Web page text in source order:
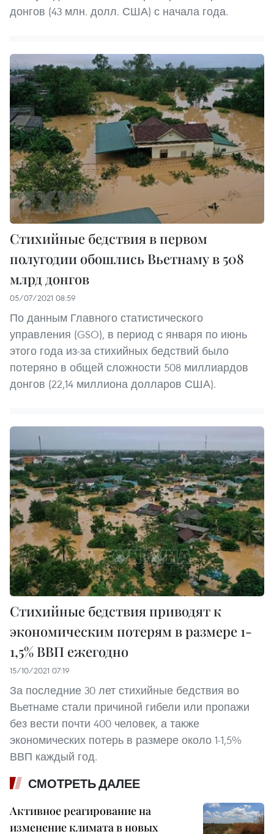
донгов (43 млн. долл. США) с начала года.
Стихийные бедствия в первом
полугодии обошлись Вьетнаму в 508
млрд донгов
05/07/2021 08:59
По данным Главного статистического
управления (GSO), в период с января по июнь
этого года из-за стихийных бедствий было
потеряно в общей сложности 508 миллиардов
донгов (22,14 миллиона долларов США).
Стихийные бедствия приводят к
экономическим потерям в размере 1-
1,5% ВВП ежегодно
15/10/2021 07:19
За последние 30 лет стихийные бедствия во
Вьетнаме стали причиной гибели или пропажи
без вести почти 400 человек, а также
экономических потерь в размере около 1-1,5%
ВВП каждый год.
СМОТРЕТЬ ДАЛЕЕ
Активное реагирование на
изменение климата в новых